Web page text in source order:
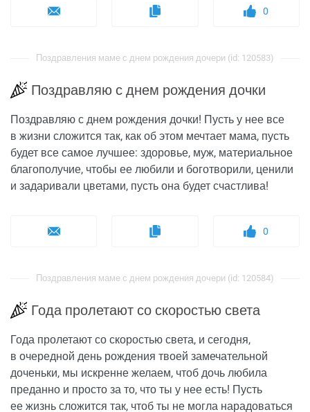
0
Поздравления маме с днем рождения дочери (id: 120583)
Поздравляю с днем рождения дочки
Поздравляю с днем рождения дочки! Пусть у нее все
в жизни сложится так, как об этом мечтает мама, пусть
будет все самое лучшее: здоровье, муж, материальное
благополучие, чтобы ее любили и боготворили, ценили
и задаривали цветами, пусть она будет счастлива!
0
Поздравления маме с днем рождения дочери (id: 120584)
Года пролетают со скоростью света
Года пролетают со скоростью света, и сегодня,
в очередной день рождения твоей замечательной
доченьки, мы искренне желаем, чтоб дочь любила
преданно и просто за то, что ты у нее есть! Пусть
ее жизнь сложится так, чтоб ты не могла нарадоваться